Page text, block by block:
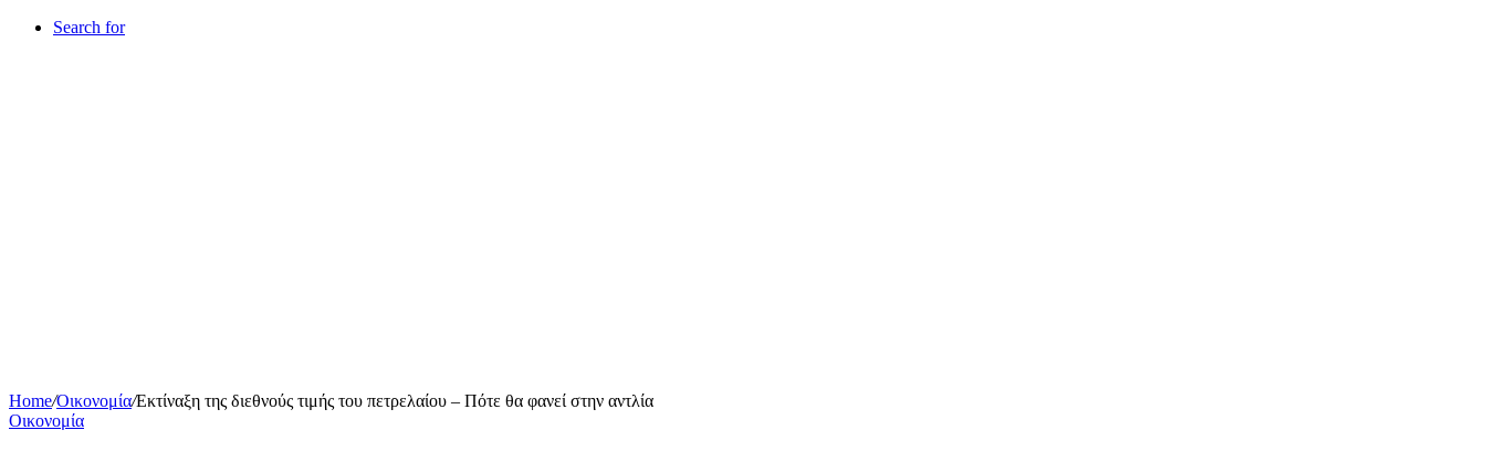
Search for
Home/Οικονομία/Εκτίναξη της διεθνούς τιμής του πετρελαίου – Πότε θα φανεί στην αντλία
Οικονομία